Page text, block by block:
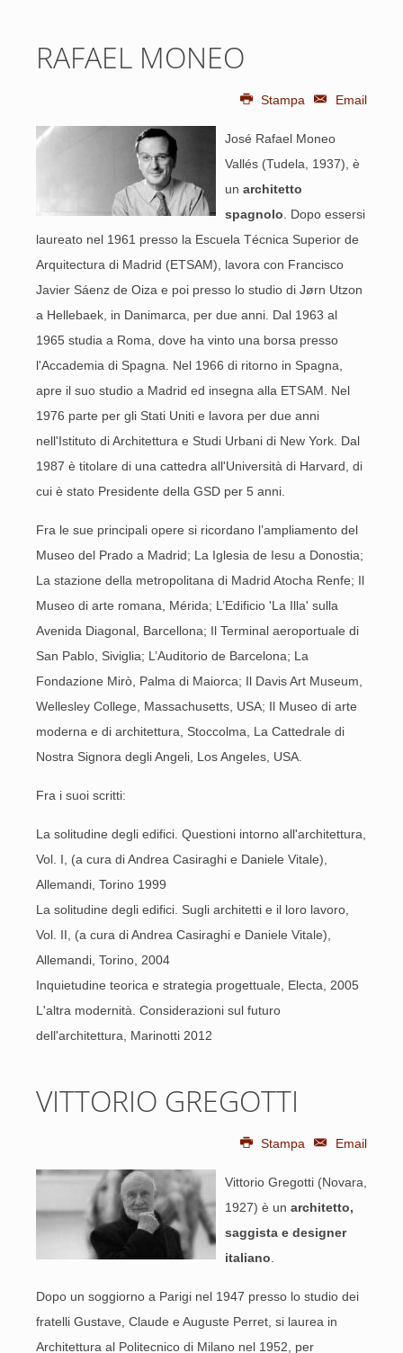
RAFAEL MONEO
Stampa Email
José Rafael Moneo
Vallés (Tudela, 1937), è
un architetto
spagnolo . Dopo essersi
laureato nel 1961 presso la Escuela Técnica Superior de
Arquitectura di Madrid (ETSAM), lavora con Francisco
Javier Sáenz de Oiza e poi presso lo studio di Jørn Utzon
a Hellebaek, in Danimarca, per due anni. Dal 1963 al
1965 studia a Roma, dove ha vinto una borsa presso
l'Accademia di Spagna. Nel 1966 di ritorno in Spagna,
apre il suo studio a Madrid ed insegna alla ETSAM. Nel
1976 parte per gli Stati Uniti e lavora per due anni
nell'Istituto di Architettura e Studi Urbani di New York. Dal
1987 è titolare di una cattedra all'Università di Harvard, di
cui è stato Presidente della GSD per 5 anni.
Fra le sue principali opere si ricordano l’ampliamento del
Museo del Prado a Madrid; La Iglesia de Iesu a Donostia;
La stazione della metropolitana di Madrid Atocha Renfe; Il
Museo di arte romana, Mérida; L’Edificio 'La Illa' sulla
Avenida Diagonal, Barcellona; Il Terminal aeroportuale di
San Pablo, Siviglia; L’Auditorio de Barcelona; La
Fondazione Mirò, Palma di Maiorca; Il Davis Art Museum,
Wellesley College, Massachusetts, USA; Il Museo di arte
moderna e di architettura, Stoccolma, La Cattedrale di
Nostra Signora degli Angeli, Los Angeles, USA.
Fra i suoi scritti:
La solitudine degli edifici. Questioni intorno all'architettura,
Vol. I, (a cura di Andrea Casiraghi e Daniele Vitale),
Allemandi, Torino 1999
La solitudine degli edifici. Sugli architetti e il loro lavoro,
Vol. II, (a cura di Andrea Casiraghi e Daniele Vitale),
Allemandi, Torino, 2004
Inquietudine teorica e strategia progettuale, Electa, 2005
L'altra modernità. Considerazioni sul futuro
dell'architettura, Marinotti 2012
VITTORIO GREGOTTI
Stampa Email
Vittorio Gregotti (Novara,
1927) è un architetto,
saggista e designer
italiano
Dopo un soggiorno a Parigi nel 1947 presso lo studio dei
fratelli Gustave, Claude e Auguste Perret, si laurea in
Architettura al Politecnico di Milano nel 1952, per